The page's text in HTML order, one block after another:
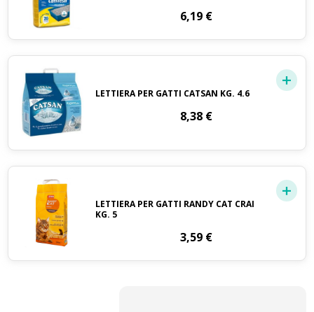
6,19 €
LETTIERA PER GATTI CATSAN KG. 4.6
8,38 €
LETTIERA PER GATTI RANDY CAT CRAI
KG. 5
3,59 €